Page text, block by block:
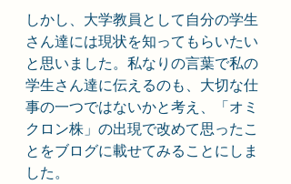
しかし、大学教員として自分の学生
さん達には現状を知ってもらいたい
と思いました。私なりの言葉で私の
学生さん達に伝えるのも、大切な仕
事の一つではないかと考え、「オミ
クロン株」の出現で改めて思ったこ
とをブログに載せてみることにしま
した。